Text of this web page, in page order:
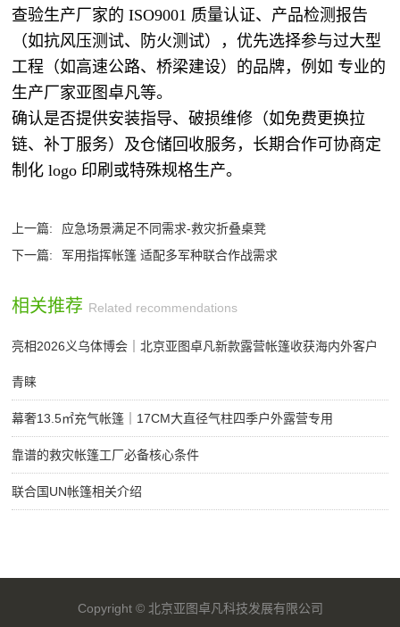
查验生产厂家的 ISO9001 质量认证、产品检测报告
（如抗风压测试、防火测试），优先选择参与过大型
工程（如高速公路、桥梁建设）的品牌，例如 专业的
生产厂家亚图卓凡等。
确认是否提供安装指导、破损维修（如免费更换拉
链、补丁服务）及仓储回收服务，长期合作可协商定
制化 logo 印刷或特殊规格生产。
上一篇:
应急场景满足不同需求-救灾折叠桌凳
下一篇:
军用指挥帐篷 适配多军种联合作战需求
相关推荐 Related recommendations
亮相2026义乌体博会｜北京亚图卓凡新款露营帐篷收获海内外客户
青睐
幕奢13.5㎡充气帐篷｜17CM大直径气柱四季户外露营专用
靠谱的救灾帐篷工厂必备核心条件
联合国UN帐篷相关介绍
Copyright © 北京亚图卓凡科技发展有限公司